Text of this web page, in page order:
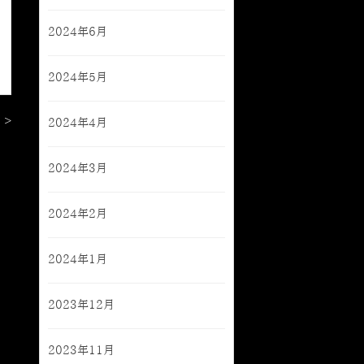
>
2024年6月
2024年5月
2024年4月
2024年3月
2024年2月
2024年1月
2023年12月
2023年11月